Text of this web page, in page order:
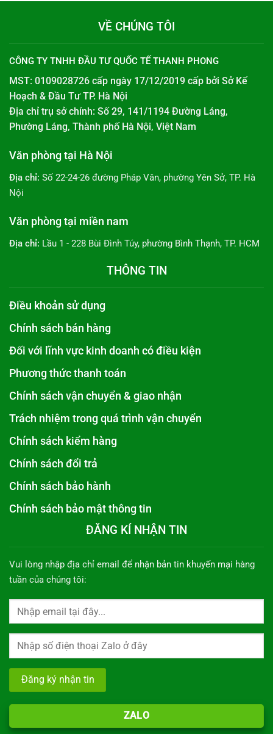
VỀ CHÚNG TÔI
CÔNG TY TNHH ĐẦU TƯ QUỐC TẾ THANH PHONG
MST: 0109028726 cấp ngày 17/12/2019 cấp bởi Sở Kế
Hoạch & Đầu Tư TP. Hà Nội
Địa chỉ trụ sở chính: Số 29, 141/1194 Đường Láng,
Phường Láng, Thành phố Hà Nội, Việt Nam
Văn phòng tại Hà Nội
Địa chỉ: Số 22-24-26 đường Pháp Vân, phường Yên Sở, TP. Hà
Nội
Văn phòng tại miền nam
Địa chỉ: Lầu 1 - 228 Bùi Đình Túy, phường Bình Thạnh, TP. HCM
THÔNG TIN
Điều khoản sử dụng
Chính sách bán hàng
Đối với lĩnh vực kinh doanh có điều kiện
Phương thức thanh toán
Chính sách vận chuyển & giao nhận
Trách nhiệm trong quá trình vận chuyển
Chính sách kiểm hàng
Chính sách đổi trả
Chính sách bảo hành
Chính sách bảo mật thông tin
ĐĂNG KÍ NHẬN TIN
Vui lòng nhập địa chỉ email để nhận bản tin khuyến mại hàng
tuần của chúng tôi:
ZALO